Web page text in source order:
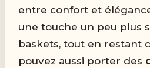
entre confort et
une touche un peu plus
baskets, tout en restant
pouvez aussi porter des